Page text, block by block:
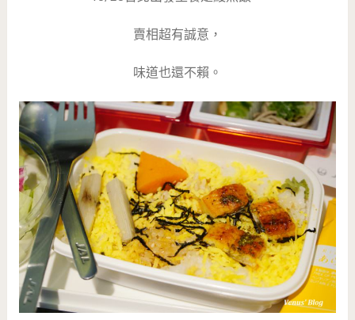
賣相超有誠意，
味道也還不賴。